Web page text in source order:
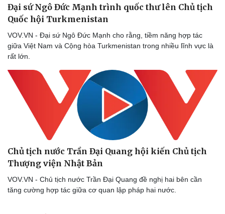
Pháp luật
Vụ án
Tin nóng
Tư vấn luật
Vũ khí
Việt Nam
Đại sứ Ngô Đức Mạnh trình quốc thư lên Chủ tịch
Quốc hội Turkmenistan
VOV.VN - Đại sứ Ngô Đức Mạnh cho rằng, tiềm năng hợp tác
giữa Việt Nam và Cộng hòa Turkmenistan trong nhiều lĩnh vực là
rất lớn.
Chủ tịch nước Trần Đại Quang hội kiến Chủ tịch
Thượng viện Nhật Bản
VOV.VN - Chủ tịch nước Trần Đại Quang đề nghị hai bên cần
tăng cường hợp tác giữa cơ quan lập pháp hai nước.